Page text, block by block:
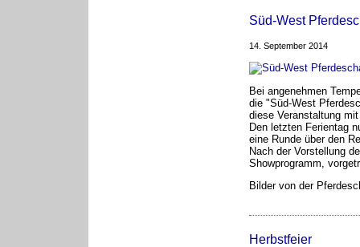
Süd-West
14. September 2014
Bei angenehmen
die "Süd-West
diese Veranstaltung
Den letzten Ferientag
eine Runde über den
Nach der Vorstellung
Showprogramm,
Bilder von der
Herbstfeier